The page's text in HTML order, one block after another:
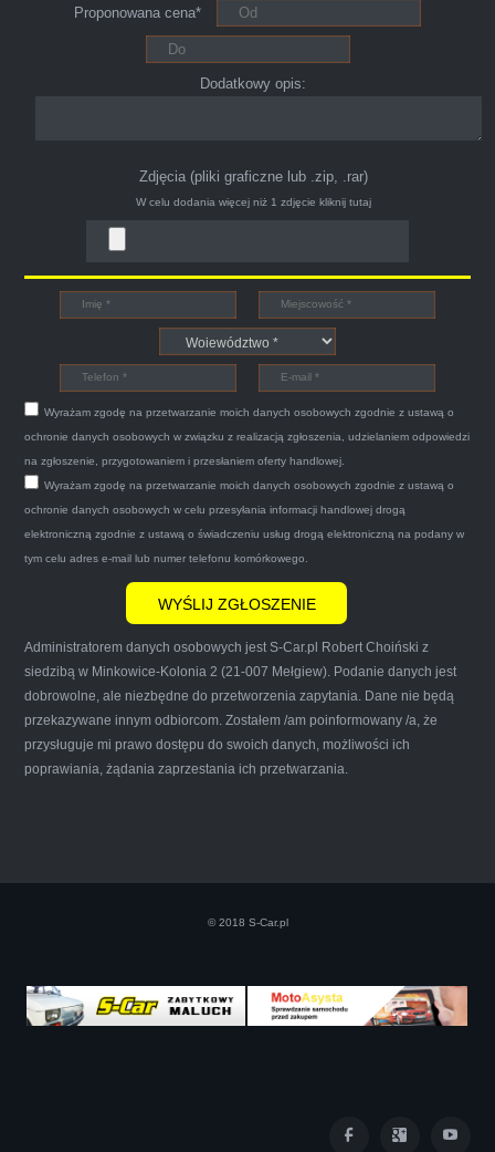
ciągu 15min odkupili ode mnie samochód.
Polecam pewna i profesjonalna firma maja
konto na Facebooku .
Witam,ja jestem bardzo zadowolona z usługi S-
Car.pl sprzedałam swoją wysłużoną corsinę
tego samego dnia miły grzeczny pan przyjechał
po trzech godzinach autolawetą sprawnie
zapakował auto wypisał dokumenty i wypłacił
gotówkę.Zdecydowanie mogę polecić tą firmę
mnie do skorzystania z ich usług przekonało to
że są na FACEBOOKU i każdy tam może
wyrazić opinię na ich temat.
Iwona Górska
naprawde ludzki, nie zdziera, nie oszukuje.
Proponowana cena*
Dodatkowy opis:
Zdjęcia (pliki graficzne lub .zip, .rar)
W celu dodania więcej niż 1 zdjęcie kliknij tutaj
Wyrażam zgodę na przetwarzanie moich danych osobowych zgodnie z ustawą o
ochronie danych osobowych w związku z realizacją zgłoszenia, udzielaniem odpowiedzi
na zgłoszenie, przygotowaniem i przesłaniem oferty handlowej.
Wyrażam zgodę na przetwarzanie moich danych osobowych zgodnie z ustawą o
ochronie danych osobowych w celu przesyłania informacji handlowej drogą
elektroniczną zgodnie z ustawą o świadczeniu usług drogą elektroniczną na podany w
tym celu adres e-mail lub numer telefonu komórkowego.
Administratorem danych osobowych jest S-Car.pl Robert Choiński z
siedzibą w Minkowice-Kolonia 2 (21-007 Mełgiew). Podanie danych jest
dobrowolne, ale niezbędne do przetworzenia zapytania. Dane nie będą
przekazywane innym odbiorcom. Zostałem /am poinformowany /a, że
przysługuje mi prawo dostępu do swoich danych, możliwości ich
poprawiania, żądania zaprzestania ich przetwarzania.
© 2018 S-Car.pl